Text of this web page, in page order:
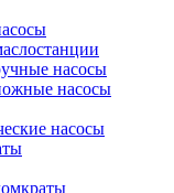
насосы
насосы
насосы